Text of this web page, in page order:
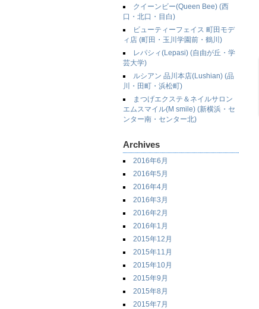
クイーンビー(Queen Bee) (西
口・北口・目白)
ビューティーフェイス 町田モデ
ィ店 (町田・玉川学園前・鶴川)
レパシィ(Lepasi) (自由が丘・学
芸大学)
ルシアン 品川本店(Lushian) (品
川・田町・浜松町)
まつげエクステ＆ネイルサロン
エムスマイル(M smile) (新横浜・セ
ンター南・センター北)
Archives
2016年6月
2016年5月
2016年4月
2016年3月
2016年2月
2016年1月
2015年12月
2015年11月
2015年10月
2015年9月
2015年8月
2015年7月